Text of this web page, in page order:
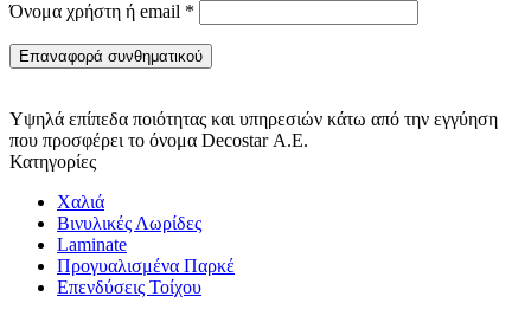
Όνομα χρήστη ή email *
Επαναφορά συνθηματικού
Υψηλά επίπεδα ποιότητας και υπηρεσιών κάτω από την εγγύηση
που προσφέρει το όνομα Decostar Α.Ε.
Κατηγορίες
Χαλιά
Βινυλικές Λωρίδες
Laminate
Προγυαλισμένα Παρκέ
Επενδύσεις Τοίχου